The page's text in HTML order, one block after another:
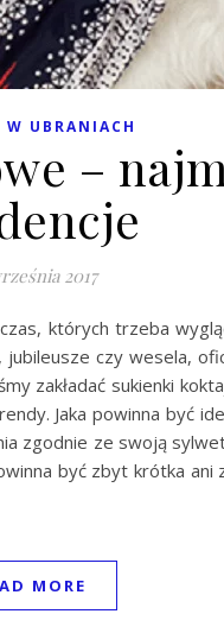
W UBRANIACH
–
2017
których trzeba
czy wesela,
zakładać sukienki
Jaka powinna być
zgodnie ze swoją
być zbyt krótka
MORE